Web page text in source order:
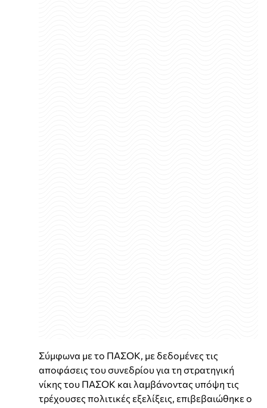
Σύμφωνα με το ΠΑΣΟΚ, με δεδομένες τις
αποφάσεις του συνεδρίου για τη στρατηγική
νίκης του ΠΑΣΟΚ και λαμβάνοντας υπόψη τις
τρέχουσες πολιτικές εξελίξεις, επιβεβαιώθηκε ο